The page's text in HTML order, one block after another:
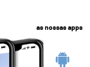
as nossas apps